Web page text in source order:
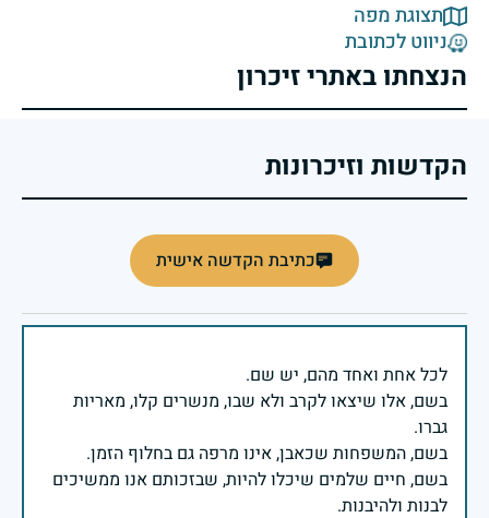
תצוגת מפה
ניווט לכתובת
הנצחתו באתרי זיכרון
הקדשות וזיכרונות
כתיבת הקדשה אישית
בשם, אלו שיצאו לקרב ולא שבו, מנשרים קלו, מאריות
בשם, חיים שלמים שיכלו להיות, שבזכותם אנו ממשיכים